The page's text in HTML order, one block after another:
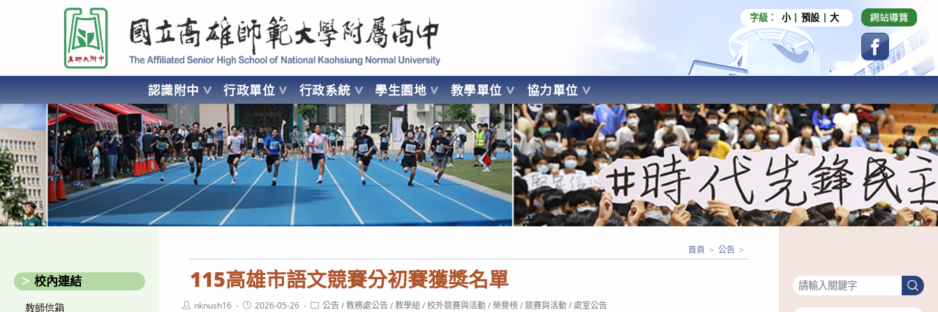
要
容
國立高雄師範大學附屬高級中學 Affiliated Senior High School of National Kaohsiung Normal University
字級： 小 預設 大
認識附中 行政單位 行政系統 學生園地 教學單位 協力單位
AFFILIATED SENIOR HIGH SCHOOL OF NATIONAL KAOHSIUNG NORMAL UNIVERSITY
115高雄市語文競賽分初賽獲獎名單
首頁 > 公告 >
Postnknush16
Post2026-05-26
Post公告 / 教務處公告 / 教學組 / 校外競賽與活動 / 榮譽榜 / 競賽與活動 / 處室公告
校內連結
教師信箱
搜
尋